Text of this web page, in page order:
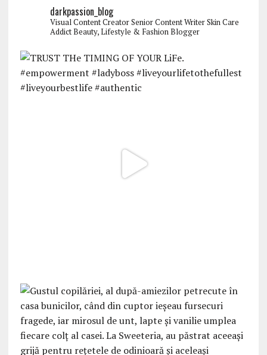
darkpassion_blog
Visual Content CreatorSenior Content WriterSkin Care
AddictBeauty, Lifestyle & Fashion Blogger